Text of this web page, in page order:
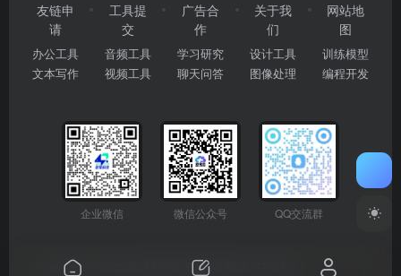
友链申
请
办公工具
文本写作
工具提
交
音频工具
视频工具
广告合
作
学习研究
聊天问答
关于我
们
设计工具
图像处理
网站地
图
训练模型
编程开发
企业微信 微信公众号 QQ交流群
Copyright © 2026 粤ICP备2024177666号